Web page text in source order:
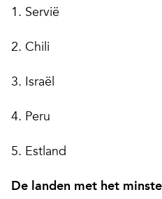
1. Servië
2. Chili
3. Israël
4. Peru
5. Estland
De landen met het